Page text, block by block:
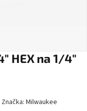
HEX na 1/4"
Značka: Milwaukee